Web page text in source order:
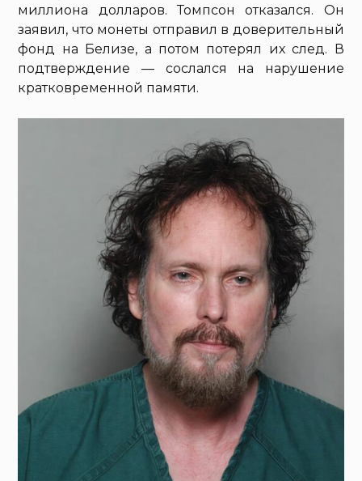
миллиона долларов. Томпсон отказался. Он
заявил, что монеты отправил в доверительный
фонд на Белизе, а потом потерял их след. В
подтверждение — сослался на нарушение
кратковременной памяти.